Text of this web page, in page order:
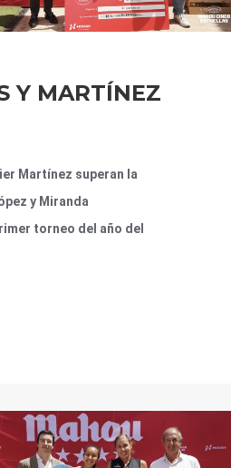
Y MARTÍNEZ
Martínez superan la
y Miranda
torneo del año del